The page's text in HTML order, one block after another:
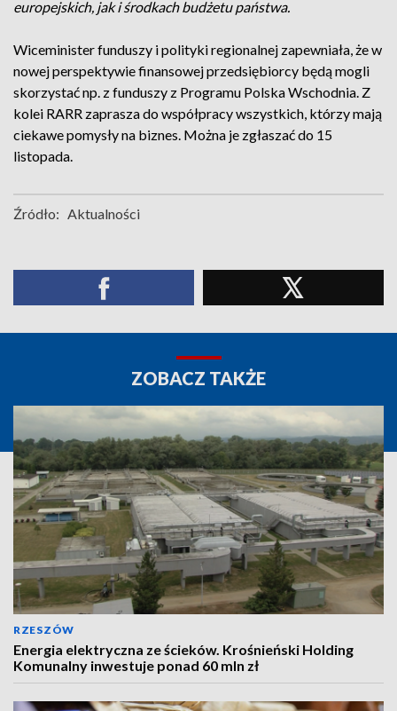
europejskich, jak i środkach budżetu państwa.
Wiceminister funduszy i polityki regionalnej zapewniała, że w
nowej perspektywie finansowej przedsiębiorcy będą mogli
skorzystać np. z funduszy z Programu Polska Wschodnia. Z
kolei RARR zaprasza do współpracy wszystkich, którzy mają
ciekawe pomysły na biznes. Można je zgłaszać do 15
listopada.
Źródło: Aktualności
ZOBACZ TAKŻE
RZESZÓW
Energia elektryczna ze ścieków. Krośnieński Holding
Komunalny inwestuje ponad 60 mln zł